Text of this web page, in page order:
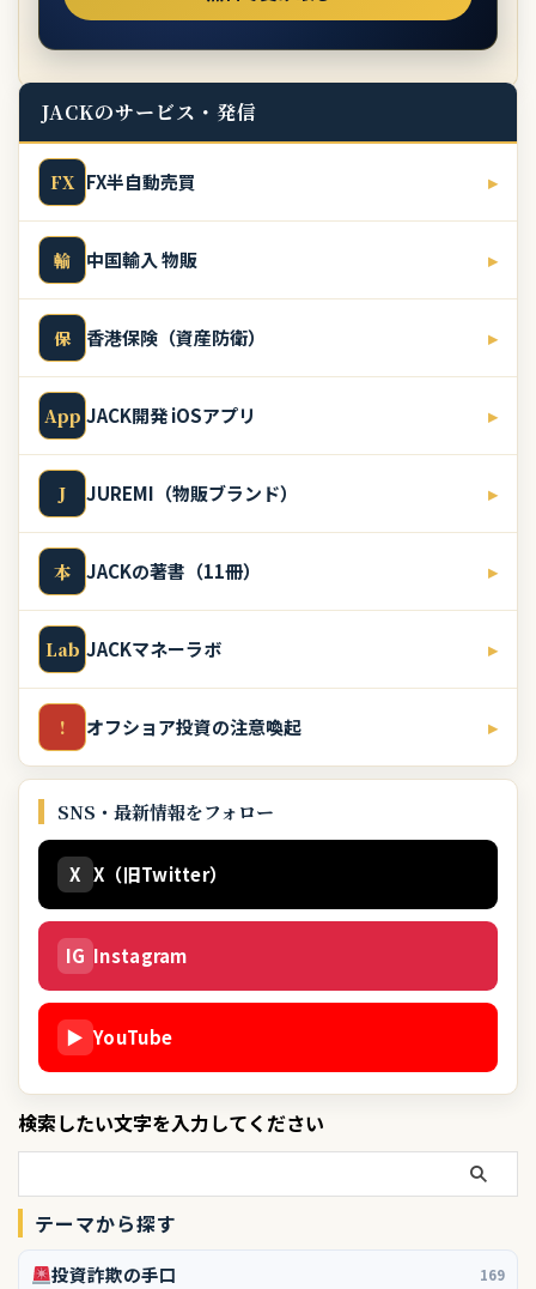
JACKのサービス・発信
FX FX半自動売買 ▸
輸 中国輸入 物販 ▸
保 香港保険（資産防衛） ▸
App JACK開発 iOSアプリ ▸
J JUREMI（物販ブランド） ▸
本 JACKの著書（11冊） ▸
Lab JACKマネーラボ ▸
! オフショア投資の注意喚起 ▸
SNS・最新情報をフォロー
X X（旧Twitter）
IG Instagram
▶ YouTube
検索したい文字を入力してください
テーマから探す
投資詐欺の手口 169